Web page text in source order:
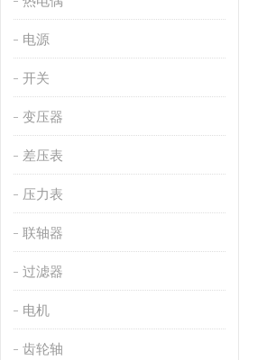
电源
开关
变压器
差压表
压力表
联轴器
过滤器
电机
齿轮轴